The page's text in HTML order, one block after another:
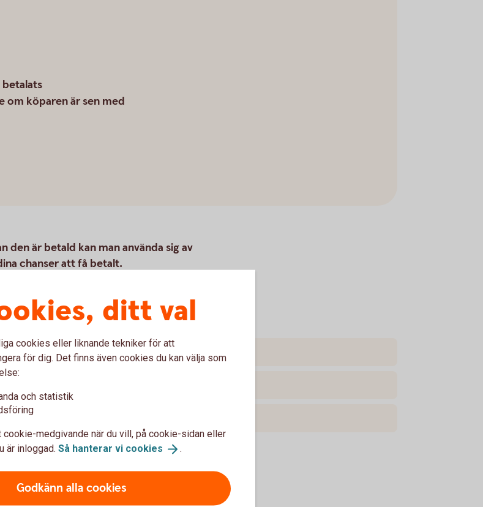
betalats
om köparen är sen med
den är betald kan man använda sig av
chanser att få betalt.
känner din kund väl och där kunden
ekonomisk stabilitet.ditt val
cookies eller liknande tekniker för att
för dig. Det finns även cookies du kan välja som
och statistik
cookie-medgivande när du vill, på cookie-sidan eller
är inloggad. Så hanterar vi cookies .
Godkänn alla cookies